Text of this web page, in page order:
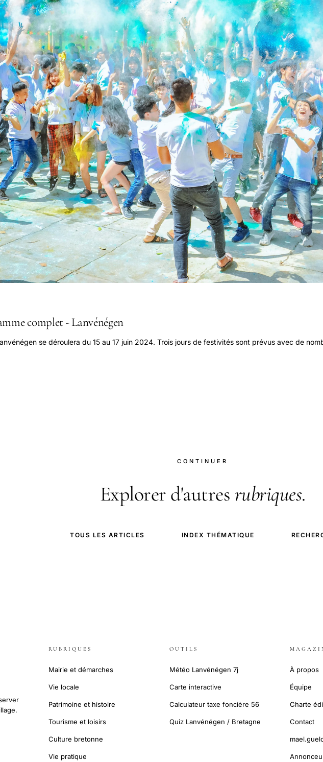
complet - Lanvénégen
se déroulera du 15 au 17 juin 2024. Trois jours de festivités sont prévus avec de
CONTINUER
Explorer d'autres rubriques.
TOUS LES ARTICLES INDEX THÉMATIQUE
RUBRIQUES
Mairie et démarches
Vie locale
Patrimoine et histoire
Tourisme et loisirs
Culture bretonne
Vie pratique
OUTILS
Météo Lanvénégen 7j
Carte interactive
Calculateur taxe foncière 56
Quiz Lanvénégen / Bretagne
À propos
Équipe
Charte
Contact